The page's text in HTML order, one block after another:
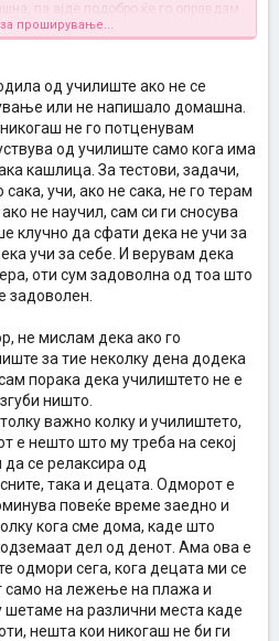
па ајде подобро ќе го оправдам
на децата бидејќи не
е толку битно, дека може да се
нема да се изгуби ништо, и би
за самото училиште.
ненапишана домашна или не
го остави детето да се соочи со
пример лоша оценка, тој
индиректно ја поддржува
родителите треба да најдат
тука сметам дека би можело кај
дека училиштето и не е толку
одморот / патувањата се приоритет.
проширување...
од училиште ако не се
или не напишало домашна.
не го потценувам
од училиште само кога има
кашлица. За тестови, задачи,
учи, ако не сака, не го терам
не научил, сам си ги сносува
клучно да сфати дека не учи за
учи за себе. И верувам дека
оти сум задоволна од тоа што
задоволен.
не мислам дека ако го
за тие неколку дена додека
порака дека училиштето не е
ништо.
важно колку и училиштето,
е нешто што му треба на секој
се релаксира од
така и децата. Одморот е
повеќе време заедно и
кога сме дома, каде што
дел од денот. Ама ова е
одмори сега, кога децата ми се
само на лежење на плажа и
шетаме на различни места каде
нешта кои никогаш не би ги